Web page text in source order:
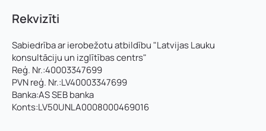
Rekvizīti
Sabiedrība ar ierobežotu atbildību "Latvijas Lauku
konsultāciju un izglītības centrs"
Reģ. Nr.:40003347699
PVN reģ. Nr.:LV40003347699
Banka:AS SEB banka
Konts:LV50UNLA0008000469016